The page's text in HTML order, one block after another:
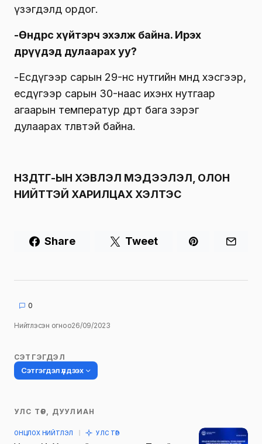
үзэгдэлд ордог.
-Өнөөдрөөс хүйтэрч эхэлж байна. Ирэх
өдрүүдэд дулаарах уу?
-Есдүгээр сарын 29-нөөс нутгийн өмнөд хэсгээр,
есдүгээр сарын 30-наас ихэнх нутгаар
агаарын температур өдөртөө бага зэрэг
дулаарах төлөвтэй байна.
НЗДТГ-ЫН ХЭВЛЭЛ МЭДЭЭЛЭЛ, ОЛОН
НИЙТТЭЙ ХАРИЛЦАХ ХЭЛТЭС
Share Tweet
0
Нийтлэсэн огноо26/09/2023
СЭТГЭГДЭЛ
Сэтгэгдэл үлдээх
Таны имэйл хаягийг нийтлэхгүй.
УЛС ТӨР, ДУУЛИАН
ОНЦЛОХ НИЙТЛЭЛ УЛС ТӨР